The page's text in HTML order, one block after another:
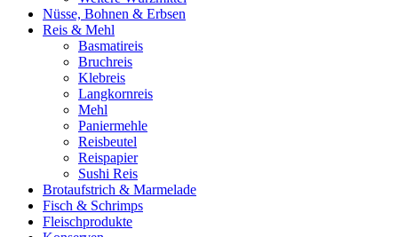
Nüsse, Bohnen & Erbsen
Reis & Mehl
Basmatireis
Bruchreis
Klebreis
Langkornreis
Mehl
Paniermehle
Reisbeutel
Reispapier
Sushi Reis
Brotaufstrich & Marmelade
Fisch & Schrimps
Fleischprodukte